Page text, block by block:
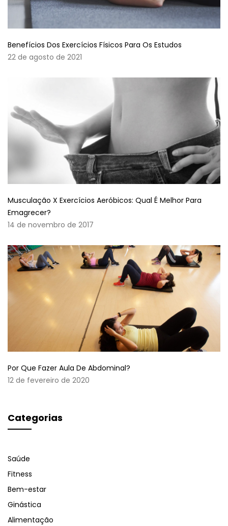
Benefícios Dos Exercícios Físicos Para Os Estudos
22 de agosto de 2021
Musculação X Exercícios Aeróbicos: Qual É Melhor Para
Emagrecer?
14 de novembro de 2017
Por Que Fazer Aula De Abdominal?
12 de fevereiro de 2020
Categorias
Saúde
Fitness
Bem-estar
Ginástica
Alimentação